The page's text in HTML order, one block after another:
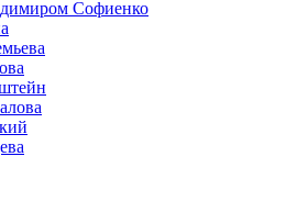
Софиенко